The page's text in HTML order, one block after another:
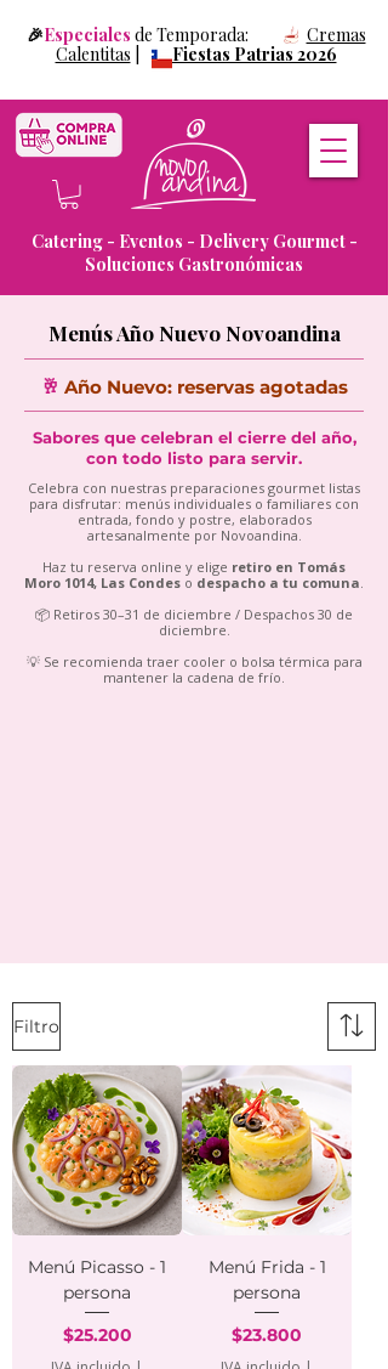
Catering - Eventos - Delivery Gourmet -
Soluciones Gastronómicas
🎉Especiales de Temporada: Cremas
Calentitas
Fiestas Patrias 2026
Menús Año Nuevo Novoandina
🥂 Año Nuevo: reservas agotadas
Sabores que celebran el cierre del año,
con todo listo para servir.
Celebra con nuestras preparaciones gourmet listas
para disfrutar: menús individuales o familiares con
entrada, fondo y postre, elaborados
artesanalmente por Novoandina.
Haz tu reserva online y elige retiro en Tomás
Moro 1014, Las Condes o despacho a tu comuna
📦 Retiros 30–31 de diciembre / Despachos 30 de
diciembre.
💡 Se recomienda traer cooler o bolsa térmica para
mantener la cadena de frío.
Filtro
Menú Picasso - 1
persona
Precio
$25.200
Menú Frida - 1
persona
Precio
$23.800